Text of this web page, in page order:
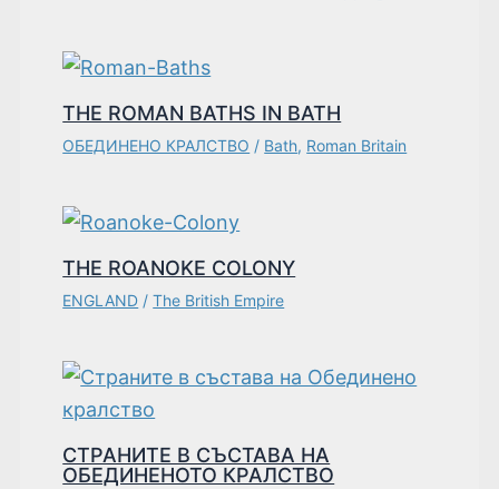
THE ROMAN BATHS IN BATH
ОБЕДИНЕНО КРАЛСТВО / Bath, Roman Britain
THE ROANOKE COLONY
ENGLAND /The British Empire
СТРАНИТЕ В СЪСТАВА НА
ОБЕДИНЕНОТО КРАЛСТВО